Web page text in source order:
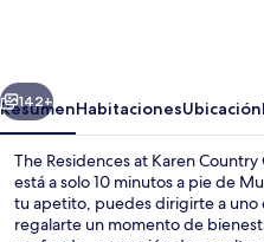
Country
Club
Siguiente
142+
ResumenHabitacionesUbicación
The Residences at Karen
está a solo 10 minutos a pie de
tu apetito, puedes dirigirte a uno
regalarte un momento de